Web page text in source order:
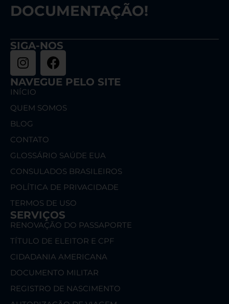
DOCUMENTAÇÃO!
SIGA-NOS
NAVEGUE PELO SITE
INÍCIO
QUEM SOMOS
BLOG
CONTATO
GLOSSÁRIO SAÚDE EUA
CONSULADOS BRASILEIROS
POLÍTICA DE PRIVACIDADE
TERMOS DE USO
SERVIÇOS
RENOVAÇÃO DO PASSAPORTE
TÍTULO DE ELEITOR E CPF
CIDADANIA AMERICANA
DOCUMENTO MILITAR
REGISTRO DE NASCIMENTO